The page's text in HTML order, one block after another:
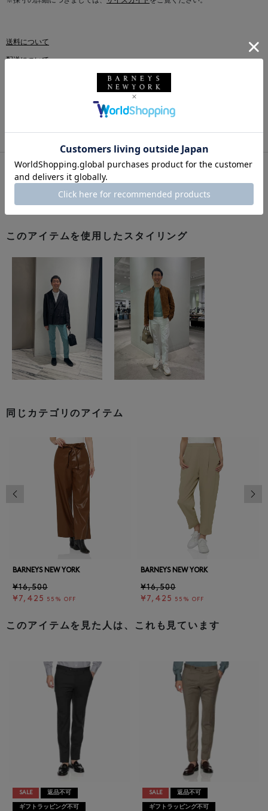
送料について
配送について
このアイテムをシェアする
このアイテムを使用したスタイリング
同じカテゴリのアイテム
BARNEYS NEW YORK
¥16,500
¥7,425
55% OFF
BARNEYS NEW YORK
¥16,500
¥7,425
55% OFF
前の画像
このアイテムを見た人は、これも見ています
SALE 返品不可
ギフトラッピング不可
SALE 返品不可
ギフトラッピング不可